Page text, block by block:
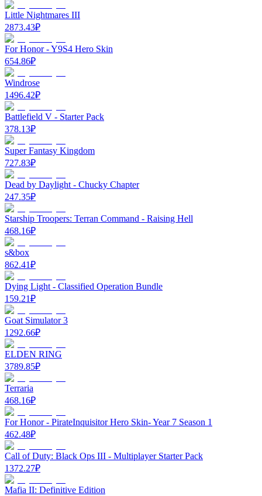
Little Nightmares III
2873.43₽
For Honor - Y9S4 Hero Skin
654.86₽
Windrose
1496.42₽
Battlefield V - Starter Pack
378.13₽
Super Fantasy Kingdom
727.83₽
Dead by Daylight - Chucky Chapter
247.35₽
Starship Troopers: Terran Command - Raising Hell
468.16₽
s&box
862.41₽
Dying Light - Classified Operation Bundle
159.21₽
Goat Simulator 3
1292.66₽
ELDEN RING
3789.85₽
Terraria
468.16₽
For Honor - PirateInquisitor Hero Skin- Year 7 Season 1
462.48₽
Call of Duty: Black Ops III - Multiplayer Starter Pack
1372.27₽
Mafia II: Definitive Edition